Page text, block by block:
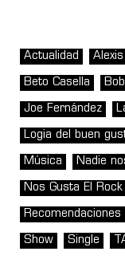
Actualidad
Beto Casella
Joe Fernández
Logia del buen
Música Nadie
Nos Gusta El Rock
Recomendaciones
Show Single